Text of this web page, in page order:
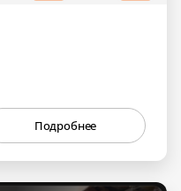
Подробнее